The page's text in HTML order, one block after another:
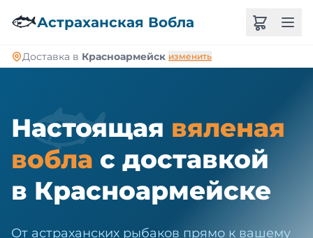
🐟Астраханская Вобла
Доставка в Красноармейск изменить
🐟
Настоящая вяленая
вобла с доставкой
в Красноармейске
От астраханских рыбаков прямо к вашему